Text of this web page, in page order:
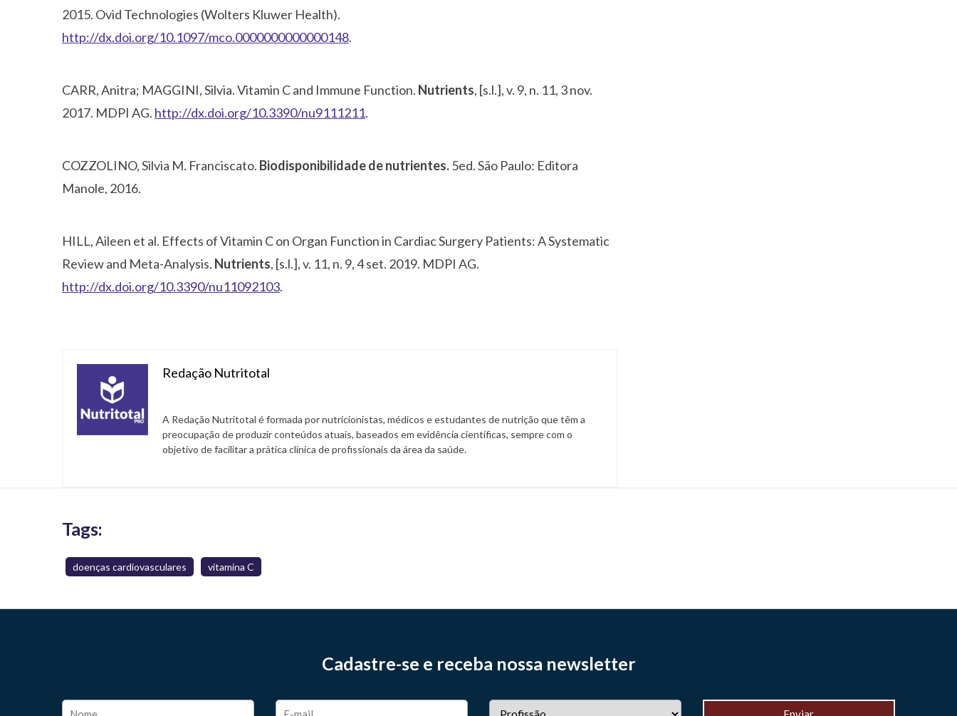
2015. Ovid Technologies (Wolters Kluwer Health).
http://dx.doi.org/10.1097/mco.0000000000000148.
CARR, Anitra; MAGGINI, Silvia. Vitamin C and Immune Function. Nutrients, [s.l.], v. 9, n. 11, 3 nov.
2017. MDPI AG. http://dx.doi.org/10.3390/nu9111211.
COZZOLINO, Silvia M. Franciscato. Biodisponibilidade de nutrientes.5ed. São Paulo: Editora
Manole, 2016.
HILL, Aileen et al. Effects of Vitamin C on Organ Function in Cardiac Surgery Patients: A Systematic
Review and Meta-Analysis. Nutrients, [s.l.], v. 11, n. 9, 4 set. 2019. MDPI AG.
http://dx.doi.org/10.3390/nu11092103.
Redação Nutritotal
A Redação Nutritotal é formada por nutricionistas, médicos e estudantes de nutrição que têm a
preocupação de produzir conteúdos atuais, baseados em evidência científicas, sempre com o
objetivo de facilitar a prática clínica de profissionais da área da saúde.
Tags:
doenças cardiovasculares vitamina C
Cadastre-se e receba nossa newsletter